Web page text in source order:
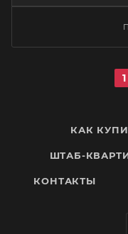
1
КАК
ШТАБ-
КОНТАКТЫ